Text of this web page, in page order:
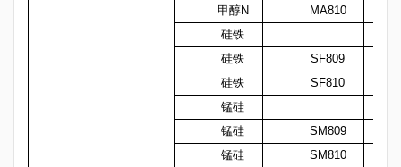
甲醇N
MA810
硅铁
硅铁
SF809
硅铁
SF810
锰硅
锰硅
SM809
锰硅
SM810